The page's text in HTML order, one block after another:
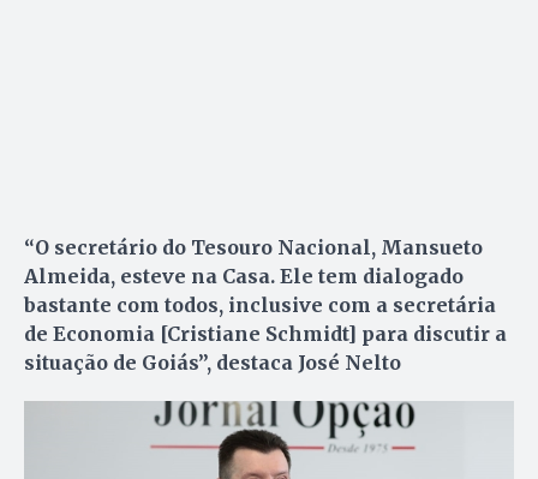
“O secretário do Tesouro Nacional, Mansueto
Almeida, esteve na Casa. Ele tem dialogado
bastante com todos, inclusive com a secretária
de Economia [Cristiane Schmidt] para discutir a
situação de Goiás”, destaca José Nelto